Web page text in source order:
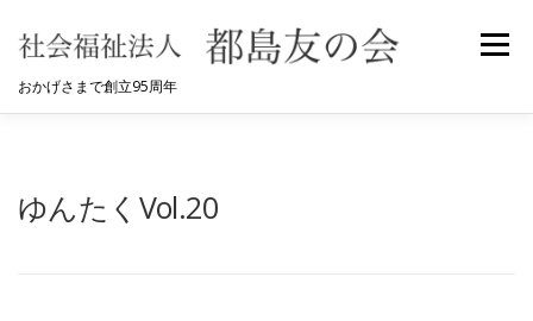
ツ
おかげさまで創立95周年
メニュ
ゆんたくVol.20